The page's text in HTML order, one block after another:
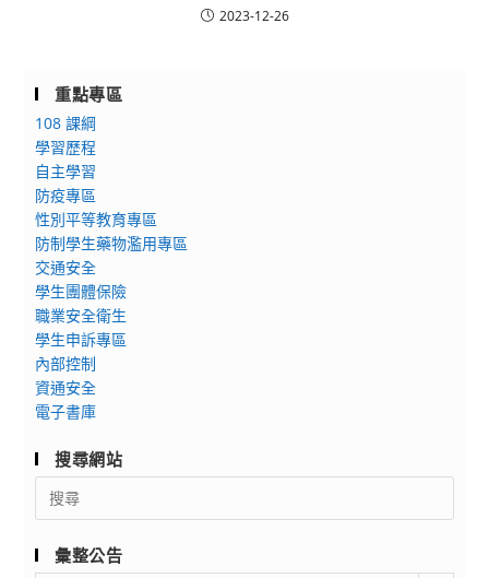
2023-12-26
重點專區
108 課綱
學習歷程
自主學習
防疫專區
性別平等教育專區
防制學生藥物濫用專區
交通安全
學生團體保險
職業安全衛生
學生申訴專區
內部控制
資通安全
電子書庫
搜尋網站
Search
for:
彙整公告